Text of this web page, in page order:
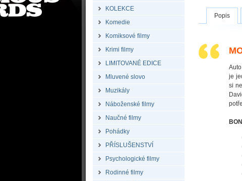
KOLEKCE
Komedie
Komiksové filmy
Krimi filmy
LIMITOVANÉ EDICE
Mluvené slovo
Muzikály
Náboženské filmy
Naučné filmy
Pohádky
PŘÍSLUŠENSTVÍ
Psychologické filmy
Rodinné filmy
Popis
je
si